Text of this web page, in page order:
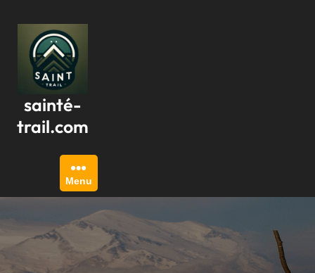
contenu
sainté-
trail.com
Menu